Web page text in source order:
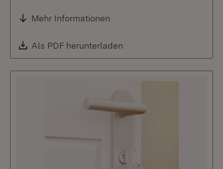
Mehr Informationen
Download:
Als PDF herunterladen